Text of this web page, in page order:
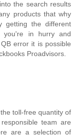
the search results
products that why
getting the different
you're in hurry and
error it is possible
Proadvisors.
toll-free quantity of
team are
are a selection of